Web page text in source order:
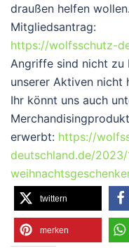
draußen helfen
Mitgliedsantrag:
https://wolfsschutz-
Angriffe sind nicht
unserer Aktiven nicht
Ihr könnt uns auch
erwerbt: https://
deutschland.de/
twittern
merken